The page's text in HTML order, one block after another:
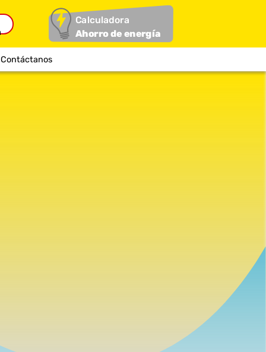
Calculadora
Ahorro de energía
Contáctanos